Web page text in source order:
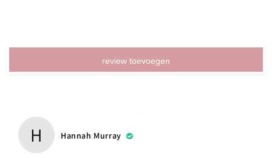
review toevoegen
H Hannah Murray